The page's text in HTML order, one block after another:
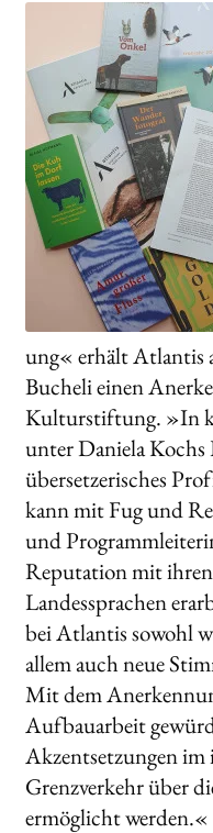
ung« erhält Atlantis
Bucheli einen
Kulturstiftung. »In
unter Daniela Kochs
übersetzerisches
kann mit Fug und
und
Reputation mit ihren
Landessprachen
bei Atlantis sowohl
allem auch neue
Mit dem
Aufbauarbeit
Akzentsetzungen im
Grenzverkehr über
ermöglicht werden.«